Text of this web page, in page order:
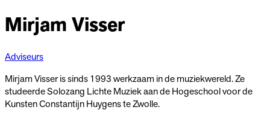
Mirjam Visser
Adviseurs
Mirjam Visser is sinds 1993 werkzaam in de muziekwereld. Ze
studeerde Solozang Lichte Muziek aan de Hogeschool voor de
Kunsten Constantijn Huygens te Zwolle.